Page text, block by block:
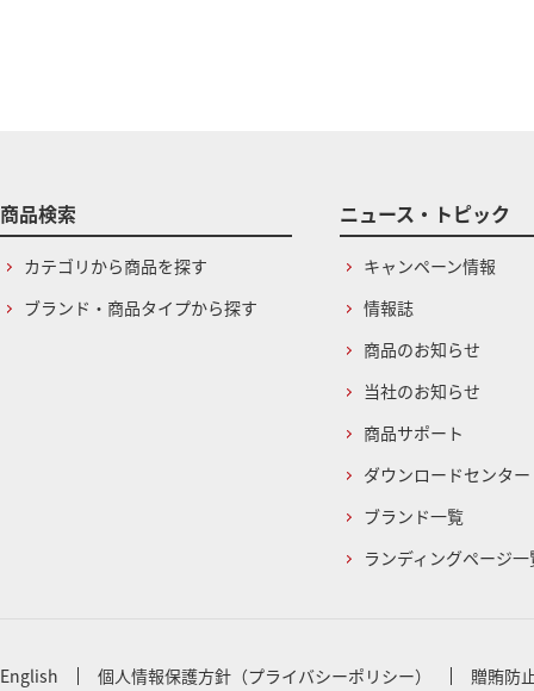
商品検索
カテゴリから商品を探す
ブランド・商品タイプから探す
ニュース・トピック
キャンペーン情報
情報誌
商品のお知らせ
当社のお知らせ
商品サポート
ダウンロードセンター
ブランド一覧
ランディングページ一
English 個人情報保護方針（プライバシーポリシー） 贈賄防